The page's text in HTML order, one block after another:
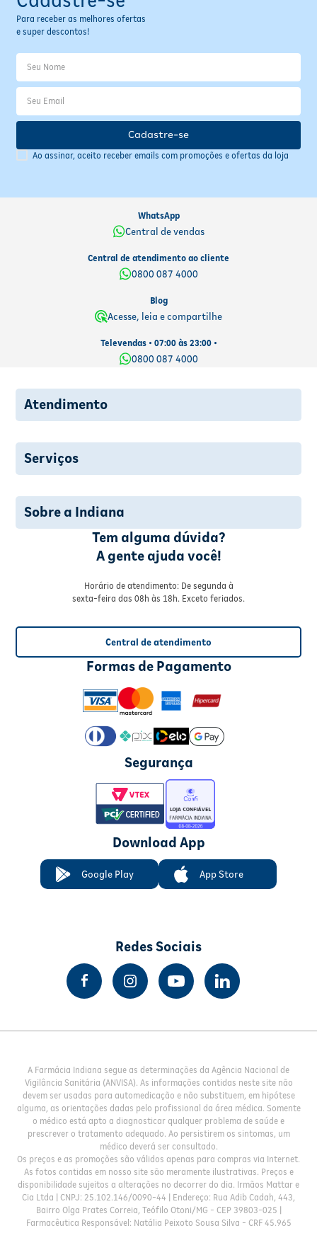
Para receber as melhores ofertas
e super descontos!
Ao assinar, aceito receber emails com promoções e ofertas da loja
Cadastre-se
WhatsApp
Central de vendas
Central de atendimento ao cliente
0800 087 4000
Blog
Acesse, leia e compartilhe
Televendas • 07:00 às 23:00 •
0800 087 4000
Atendimento
Serviços
Sobre a Indiana
Tem alguma dúvida?
A gente ajuda você!
Horário de atendimento: De segunda à
sexta-feira das 08h às 18h. Exceto feriados.
Central de atendimento
Formas de Pagamento
Segurança
Download App
Google Play App Store
Redes Sociais
A Farmácia Indiana segue as determinações da Agência Nacional de
Vigilância Sanitária (ANVISA). As informações contidas neste site não
devem ser usadas para automedicação e não substituem, em hipótese
alguma, as orientações dadas pelo profissional da área médica. Somente
o médico está apto a diagnosticar qualquer problema de saúde e
prescrever o tratamento adequado. Ao persistirem os sintomas, um
médico deverá ser consultado.
Os preços e as promoções são válidos apenas para compras via Internet.
As fotos contidas em nosso site são meramente ilustrativas. Preços e
disponibilidade sujeitos a alterações no decorrer do dia. Irmãos Mattar e
Cia Ltda | CNPJ: 25.102.146/0090-44 | Endereço: Rua Adib Cadah, 443,
Bairro Olga Prates Correia, Teófilo Otoni/MG - CEP 39803-025 |
Farmacêutica Responsável: Natália Peixoto Sousa Silva - CRF 45.965